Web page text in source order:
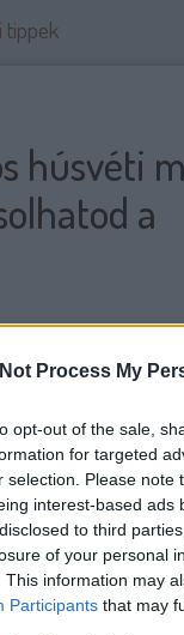
Process My
opt-out of the sale,
for targeted
selection. Please
interest-based ads
to third
of your personal
This information may
Participants that may
tippek
húsvéti
a
nekik valami
az már fél
nyuszi kreativitás